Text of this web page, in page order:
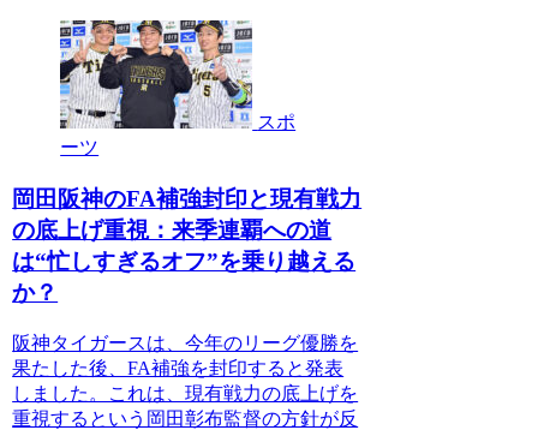
スポ
ーツ
岡田阪神のFA補強封印と現有戦力
の底上げ重視：来季連覇への道
は“忙しすぎるオフ”を乗り越える
か？
阪神タイガースは、今年のリーグ優勝を
果たした後、FA補強を封印すると発表
しました。これは、現有戦力の底上げを
重視するという岡田彰布監督の方針が反